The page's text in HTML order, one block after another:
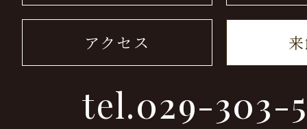
アクセス
tel.029-303-